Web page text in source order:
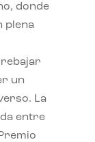
donde
plena
rebajar
un
La
entre